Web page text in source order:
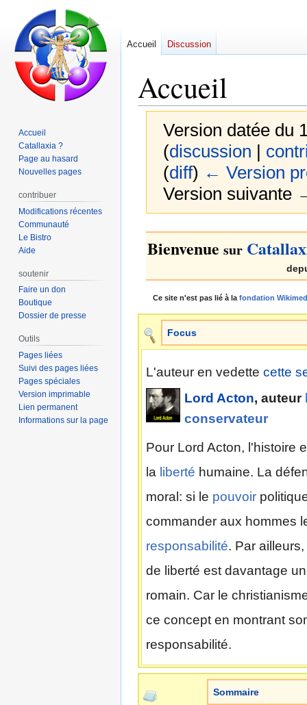
Accueil
Version datée du
(discussion |
(diff) ← Version
Version suivante
Aller
navigation
Aller
recherche
Bienvenue sur
Ce site n'est pas lié à lafondation
Focus
L'auteur en vedettecette
Lord Acton, auteur
conservateur
Pour Lord Acton, l'histoire
la liberté humaine. La
moral: si le pouvoir
commander aux hommes
responsabilité. Par
de liberté est davantage
romain. Car le
ce concept en montrant
responsabilité.
Sommaire
Accueil Discussion
Accueil
Catallaxia ?
Page au hasard
Nouvelles pages
contribuer
Modifications récentes
Communauté
Le Bistro
Aide
soutenir
Faire un don
Boutique
Dossier de presse
Outils
Pages liées
Suivi des pages liées
Pages spéciales
Version imprimable
Lien permanent
Informations sur la page